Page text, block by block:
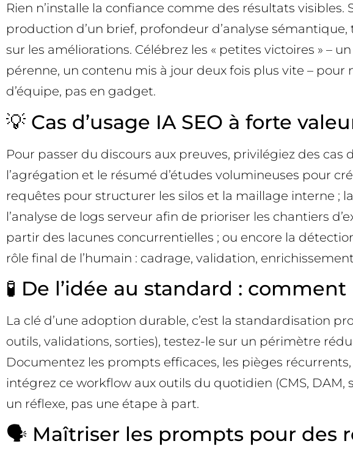
Rien n’installe la confiance comme des résultats
production d’un brief, profondeur d’analyse
sur les améliorations. Célébrez les « petites victoires » –
pérenne, un contenu mis à jour deux fois plus vite –
d’équipe, pas en gadget.
💡 Cas d’usage IA SEO à forte
Pour passer du discours aux preuves, privilégiez des
l’agrégation et le résumé d’études volumineuses pour
requêtes pour structurer les silos et la maillage interne ;
l’analyse de logs serveur afin de prioriser les chantiers
partir des lacunes concurrentielles ; ou encore la
rôle final de l’humain : cadrage, validation,
🧪 De l’idée au standard :
La clé d’une adoption durable, c’est la standardisation
outils, validations, sorties), testez-le sur un périmètre
Documentez les prompts efficaces, les pièges
intégrez ce workflow aux outils du quotidien (CMS, DAM,
un réflexe, pas une étape à part.
🗣️ Maîtriser les prompts pour des